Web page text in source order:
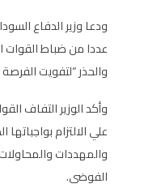
ودعا وزير الدفاع
عددا من ضباط القوات
والحذر “لتفويت
وأكد الوزير التفاف
علي الالتزام
والمهددات
الفوضى.